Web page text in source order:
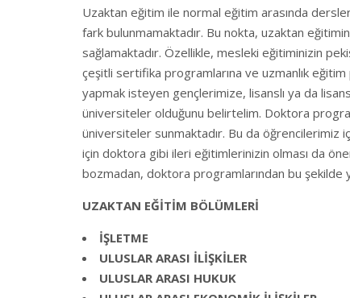
Uzaktan eğitim ile normal eğitim arasında
fark bulunmamaktadır. Bu nokta, uzaktan
sağlamaktadır. Özellikle, mesleki eğitiminizin
çeşitli sertifika programlarına ve uzmanlık
yapmak isteyen gençlerimize, lisanslı ya da
üniversiteler olduğunu belirtelim. Doktora
üniversiteler sunmaktadır. Bu da öğrencilerimiz
için doktora gibi ileri eğitimlerinizin olması da
bozmadan, doktora programlarından bu şekilde
UZAKTAN EĞİTİM BÖLÜMLERİ
İŞLETME
ULUSLAR ARASI İLİŞKİLER
ULUSLAR ARASI HUKUK